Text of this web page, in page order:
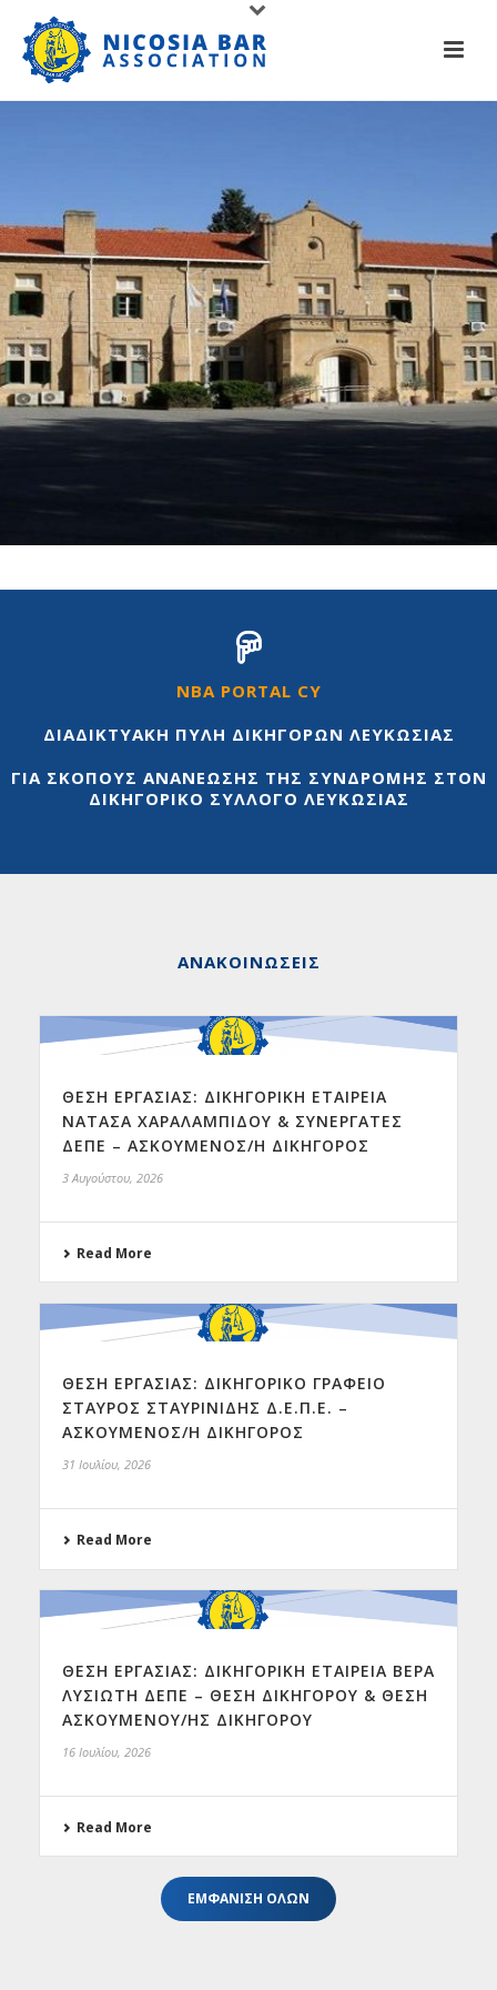
NBA PORTAL CY
ΔΙΑΔΙΚΤΥΑΚΉ ΠΎΛΗ ΔΙΚΗΓΌΡΩΝ ΛΕΥΚΩΣΊΑΣ
ΓΙΑ ΣΚΟΠΟΎΣ ΑΝΑΝΈΩΣΗΣ ΤΗΣ ΣΥΝΔΡΟΜΉΣ ΣΤΟΝ
ΔΙΚΗΓΟΡΙΚΌ ΣΎΛΛΟΓΟ ΛΕΥΚΩΣΊΑΣ
ΑΝΑΚΟΙΝΏΣΕΙΣ
ΘΕΣΗ ΕΡΓΑΣΙΑΣ: ΔΙΚΗΓΟΡΙΚΗ ΕΤΑΙΡΕΙΑ
ΝΑΤΑΣΑ ΧΑΡΑΛΑΜΠΙΔΟΥ & ΣΥΝΕΡΓΑΤΕΣ
ΔΕΠΕ – ΑΣΚΟΥΜΕΝΟΣ/Η ΔΙΚΗΓΟΡΟΣ
3 Αυγούστου, 2026
Read More
ΘΕΣΗ ΕΡΓΑΣΙΑΣ: ΔΙΚΗΓΟΡΙΚΟ ΓΡΑΦΕΙΟ
ΣΤΑΥΡΟΣ ΣΤΑΥΡΙΝΙΔΗΣ Δ.Ε.Π.Ε. –
ΑΣΚΟΥΜΕΝΟΣ/Η ΔΙΚΗΓΟΡΟΣ
31 Ιουλίου, 2026
Read More
ΘΕΣΗ ΕΡΓΑΣΙΑΣ: ΔΙΚΗΓΟΡΙΚΗ ΕΤΑΙΡΕΙΑ ΒΕΡΑ
ΛΥΣΙΩΤΗ ΔΕΠΕ – ΘΕΣΗ ΔΙΚΗΓΟΡΟΥ & ΘΕΣΗ
ΑΣΚΟΥΜΕΝΟΥ/ΗΣ ΔΙΚΗΓΟΡΟΥ
16 Ιουλίου, 2026
Read More
ΕΜΦΑΝΙΣΗ ΟΛΩΝ